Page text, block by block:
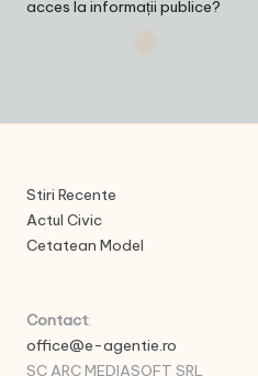
acces la informații publice?
Stiri Recente
Actul Civic
Cetatean Model
Contact:
office@e-agentie.ro
SC ARC MEDIASOFT SRL